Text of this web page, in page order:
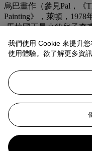
烏巴畫作（參見Pal，《
Painting》，萊頓，
·馬拉國王最小的兒子查
亞種姓。另一個相關比
女性施主像（acc. no.
該塑像的衣著表現更為
了對比。
泊爾複雜視覺文化的迷
宗教供奉之物，亦記錄
更多來自 印度
我們使用 Cookie 來提升
使用體驗。欲了解更多資